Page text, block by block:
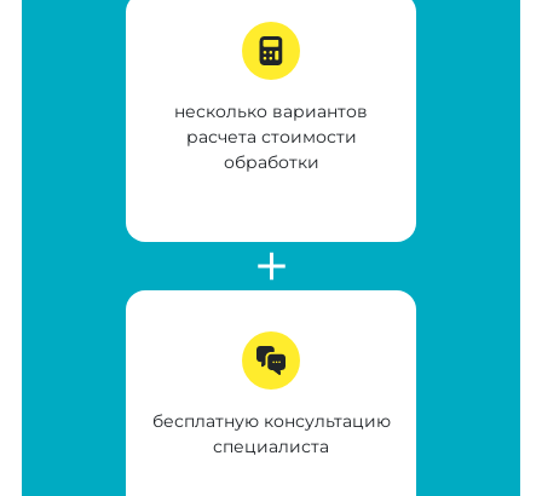
несколько вариантов
расчета стоимости
обработки
бесплатную консультацию
специалиста